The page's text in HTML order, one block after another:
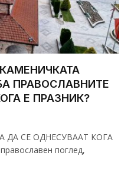
ПРАВОСЛАВНИТЕ
Е ПРАЗНИК?
ДА СЕ ОДНЕСУВААТ КОГА
поглед,